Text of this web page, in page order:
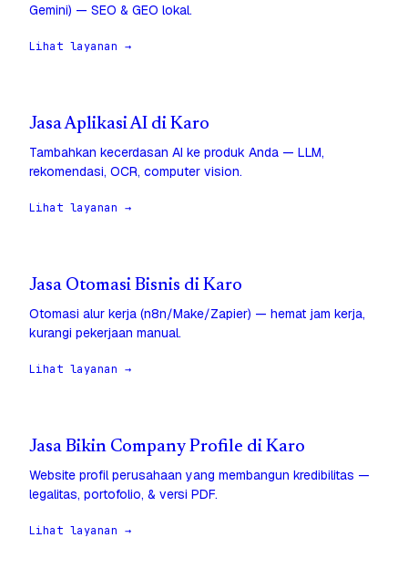
Gemini) — SEO & GEO lokal.
Lihat layanan →
Jasa Aplikasi AI di Karo
Tambahkan kecerdasan AI ke produk Anda — LLM,
rekomendasi, OCR, computer vision.
Lihat layanan →
Jasa Otomasi Bisnis di Karo
Otomasi alur kerja (n8n/Make/Zapier) — hemat jam kerja,
kurangi pekerjaan manual.
Lihat layanan →
Jasa Bikin Company Profile di Karo
Website profil perusahaan yang membangun kredibilitas —
legalitas, portofolio, & versi PDF.
Lihat layanan →